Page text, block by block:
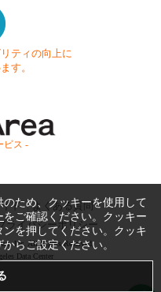
ティの向上に
す。
ビス -
ド
よくある質問
ライバシーポリシー
Inc. All Rights Reserved.
Data Center
ため、クッキーを使用して
をご確認ください。クッキー
を押してください。クッキ
らご設定ください。